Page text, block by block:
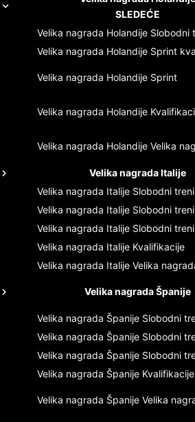
SLEDEĆE
Velika nagrada Holandije Slobodni
Velika nagrada Holandije Sprint
Velika nagrada Holandije Sprint
Velika nagrada Holandije
Velika nagrada Holandije Velika
Velika nagrada Italije
Velika nagrada Italije Slobodni
Velika nagrada Italije Slobodni
Velika nagrada Italije Slobodni
Velika nagrada Italije Kvalifikacije
Velika nagrada Italije Velika
Velika nagrada Španije
Velika nagrada Španije Slobodni
Velika nagrada Španije Slobodni
Velika nagrada Španije Slobodni
Velika nagrada Španije Kvalifikacije
Velika nagrada Španije Velika